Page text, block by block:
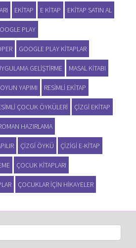
EKITAP E KITAP EKITAP SATIN AL
PLAY
GOOGLE PLAY KITAPLAR
GELIŞTIRME MASAL KITABI
YAPIMI RESIMLI EKITAP
ÇOCUK ÖYKÜLERI ÇIZGI EKITAP
HAZIRLAMA
ÇIZGI ÖYKÜ ÇIZIGI E-KITAP
ÇOCUK KITAPLARI
ÇOCUKLAR IÇIN HIKAYELER